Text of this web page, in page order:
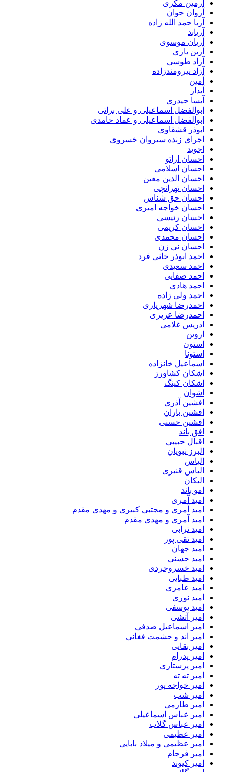
آرمین مکری
آروان جوان
آریا حمد الله زاده
آریابد
آریان موسوی
آرین یاری
آزاد طوسی
آزاد نیرومندزاده
آمین
آیدار
آیسا حیدری
ابوالفضل اسماعیلی و علی براتی
ابوالفضل اسماعیلی و عماد حامدی
ابوذر قشقاوی
اجرای زنده سیروان خسروی
اجوید
احسان اراتو
احسان اسلامی
احسان الدین معین
احسان تهرانچی
احسان حق شناس
احسان خواجه امیری
احسان رئیسی
احسان کریمی
احسان محمدی
احسان نی زن
احمد ابوذر خانی فرد
احمد سعیدی
احمد صفایی
احمد هادی
احمد ولی زاده
احمدرضا شهریاری
احمدرضا عزیزی
ادریس غلامی
اروین
استون
استونا
اسماعیل خانزاده
اشکان کشاورز
اشکان کینگ
اشوان
افشین آذری
افشین باران
افشین حسنی
افق باند
اقبال حبیبی
البرز نبویان
الیاس
الیاس قنبرى
الیکان
امو باند
امید آمری
امید آمری و مجتبی کبیری و مهدى مقدم
امید آمری و مهدی مقدم
امید ترابی
امید تقی پور
امید جهان
امید حسنی
امید خسروجردی
امید طبایی
امید عامری
امید نوری
امید یوسفی
امیر آتشی
امیر اسماعیل صدفی
امیر اند و حشمت فغانی
امیر بقایی
امیر پدرام
امیر پرستاری
امیر ته ته
امیر خواجه پور
امیر شب
امیر طارمی
امیر عباس اسماعیلی
امیر عباس گلاب
امیر عظیمی
امیر عظیمی و میلاد بابایی
امیر فرجام
امیر کیوند